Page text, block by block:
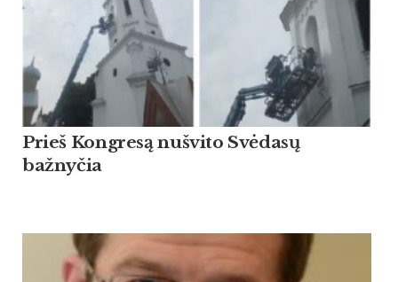
Prieš Kongresą nušvito Svėdasų
bažnyčia